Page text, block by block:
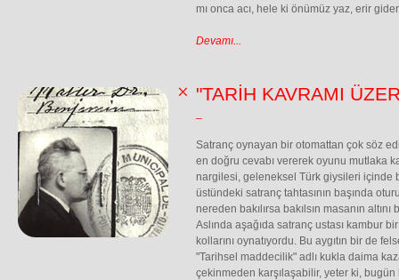
mı onca acı, hele ki önümüz yaz, erir
Devamı...
"TARİH KAVRAMI
Satranç oynayan bir otomattan çok söz
en doğru cevabı vererek oyunu mutlaka
nargilesi, geleneksel Türk giysileri içinde
üstündeki satranç tahtasının başında
nereden bakılırsa bakılsın masanın
Aslında aşağıda satranç ustası kambur
kollarını oynatıyordu. Bu aygıtın bir de
"Tarihsel maddecilik" adlı kukla daima
çekinmeden karşılaşabilir, yeter ki,